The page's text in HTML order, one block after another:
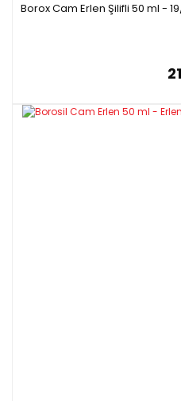
Borox Cam Erlen Şilifli 50 ml -